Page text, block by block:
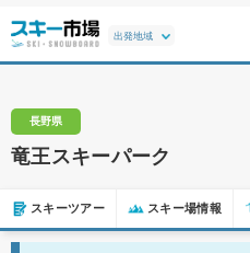
長野県
竜王スキーパーク
スキーツアー スキー場情報